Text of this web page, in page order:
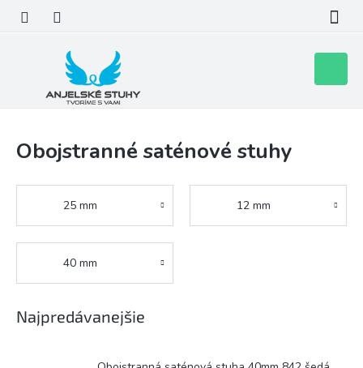
obsah
košík
Obojstranné saténové stuhy
25 mm 12 mm
40 mm
Najpredávanejšie